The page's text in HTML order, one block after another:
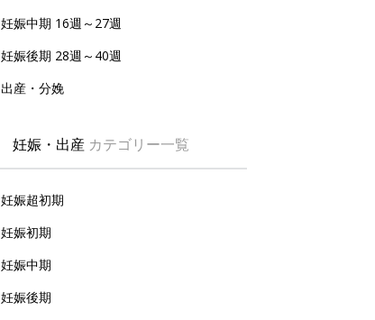
妊娠中期 16週～27週
妊娠後期 28週～40週
出産・分娩
妊娠・出産 カテゴリー一覧
妊娠超初期
妊娠初期
妊娠中期
妊娠後期